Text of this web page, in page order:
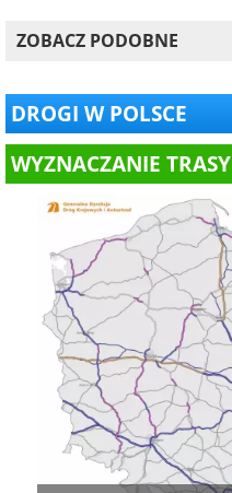
ZOBACZ PODOBNE
DROGI W POLSCE
WYZNACZANIE TRASY